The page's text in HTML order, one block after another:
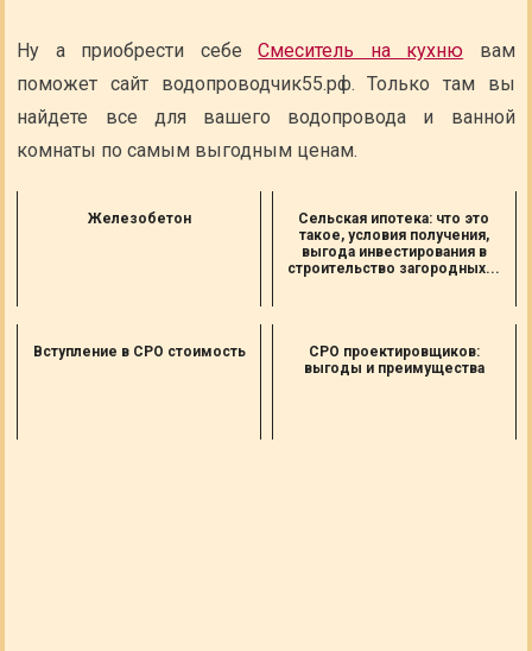
Ну а приобрести себеСмеситель на кухню вам
поможет сайт водопроводчик55.рф. Только там вы
найдете все для вашего водопровода и ванной
комнаты по самым выгодным ценам.
Железобетон
Сельская ипотека: что это
такое, условия получения,
выгода инвестирования в
строительство загородных...
Вступление в СРО стоимость
СРО проектировщиков:
выгоды и преимущества